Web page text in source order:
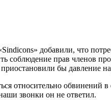
добавили, что
соблюдение прав членов
бы давление
от­носительно
звон­ки он не ответил.